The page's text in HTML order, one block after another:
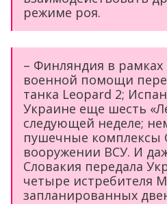
режиме роя.
– Финляндия в рамках
военной помощи
танка Leopard 2;
Украине еще шесть
следующей неделе;
пушечные комплексы
вооружении ВСУ. И
Словакия передала
четыре истребителя
запланированных